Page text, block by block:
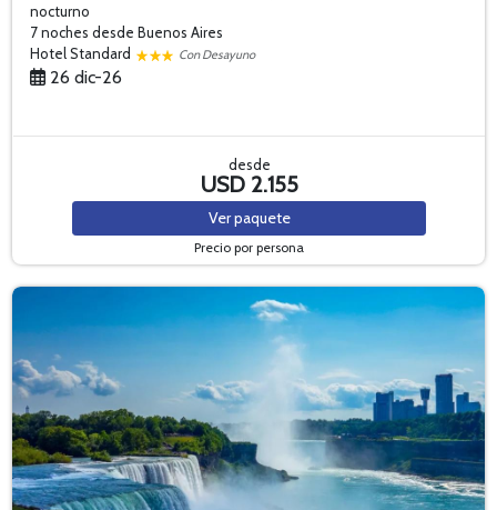
nocturno
7 nochesdesde Buenos Aires
Hotel Standard
Con Desayuno
26 dic-26
desde
USD 2.155
Verpaquete
Precio por persona